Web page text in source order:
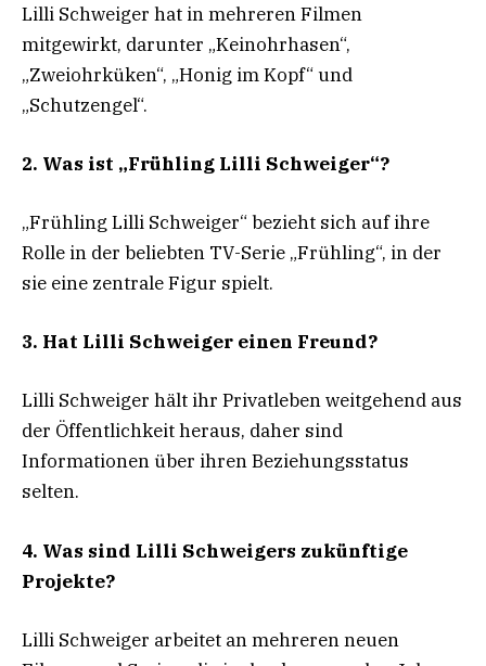
Lilli Schweiger hat in mehreren Filmen
mitgewirkt, darunter „Keinohrhasen“,
„Zweiohrküken“, „Honig im Kopf“ und
„Schutzengel“.
2. Was ist „Frühling Lilli Schweiger“?
„Frühling Lilli Schweiger“ bezieht sich auf ihre
Rolle in der beliebten TV-Serie „Frühling“, in der
sie eine zentrale Figur spielt.
3. Hat Lilli Schweiger einen Freund?
Lilli Schweiger hält ihr Privatleben weitgehend aus
der Öffentlichkeit heraus, daher sind
Informationen über ihren Beziehungsstatus
selten.
4. Was sind Lilli Schweigers zukünftige
Projekte?
Lilli Schweiger arbeitet an mehreren neuen